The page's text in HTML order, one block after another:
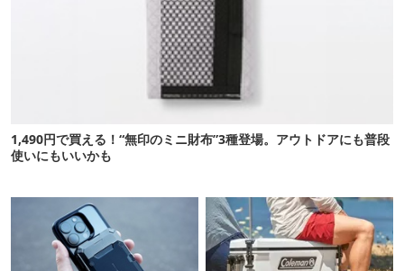
1,490円で買える！“無印のミニ財布”3種登場。アウトドアにも普段
使いにもいいかも